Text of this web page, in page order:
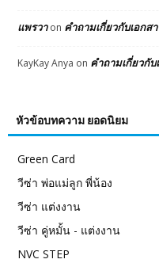
แพรวาon คำถามเกี่ยวกับเอกส
KayKay Anya on คำถามเกี่ยวกับ
หัวข้อบทความ ยอดนิยม
Green Card
วีซ่า พ่อแม่ลูก พี่น้อง
วีซ่า แต่งงาน
วีซ่า คู่หมั้น - แต่งงาน
NVC STEP